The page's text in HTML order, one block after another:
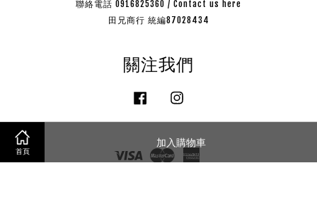
首頁
加入購物車
聯絡電話 0916825360 / Contact us here
田兄商行 統編87028434
關注我們
Facebook
Visa Master
Express